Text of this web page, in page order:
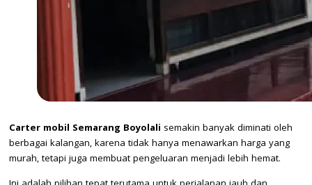
Carter mobil Semarang Boyolali semakin banyak diminati oleh
berbagai kalangan, karena tidak hanya menawarkan harga yang
murah, tetapi juga membuat pengeluaran menjadi lebih hemat.